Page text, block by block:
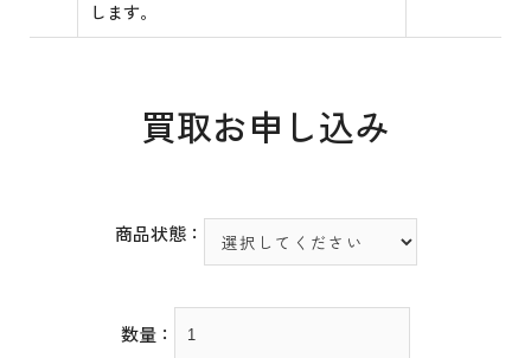
します。
買取お申し込み
商品状態：
数量：